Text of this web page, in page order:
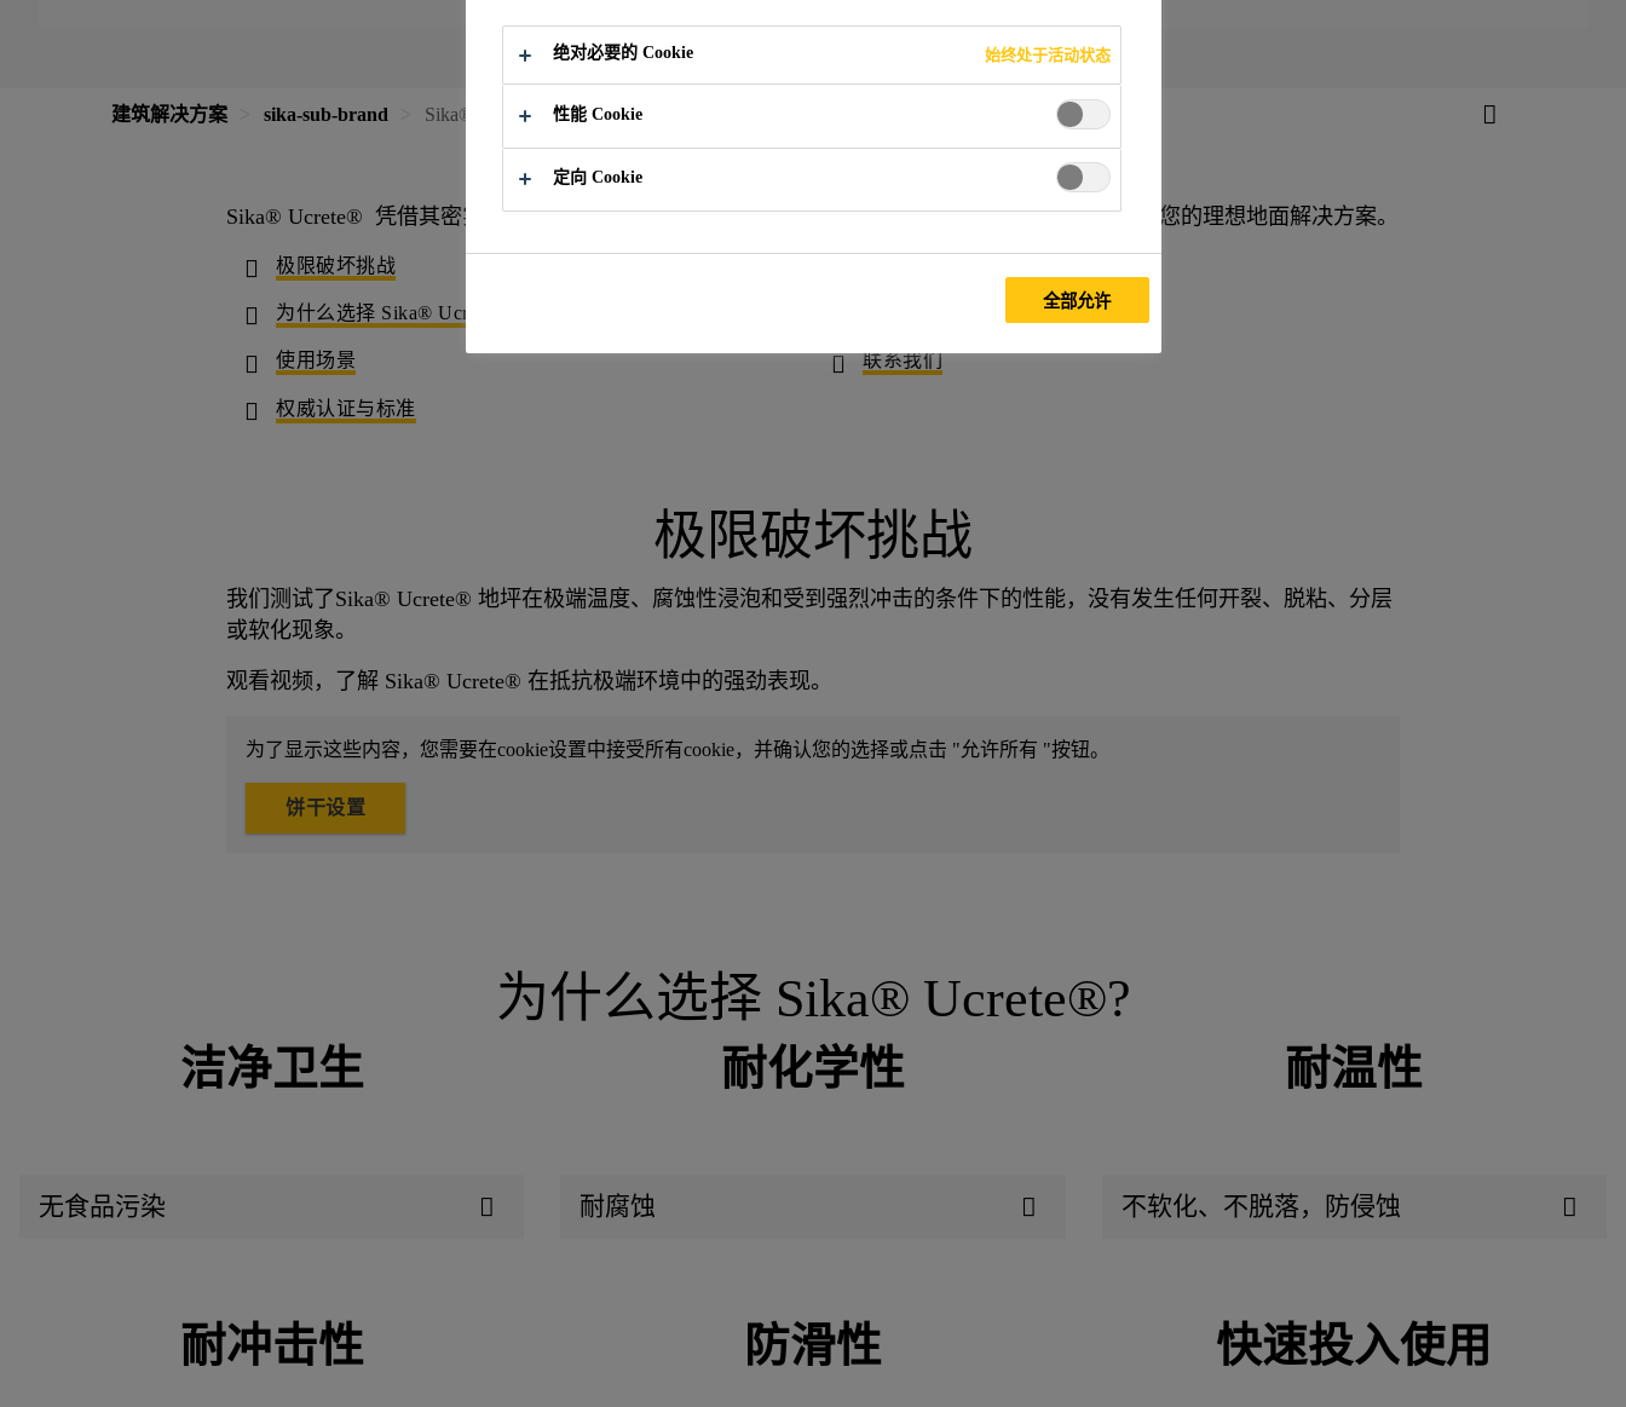
建筑解决方案 sika-sub-brand Sika® Ucrete® -世界上最坚韧的地坪，始于1969
Sika® Ucrete® 凭借其密实且不透水性能，专为追求极致卫生标准的场所和严苛工业环境打造，是您的理想地面解决方案。
极限破坏挑战
为什么选择 Sika® Ucrete®?
使用场景
权威认证与标准
联系我们
极限破坏挑战
我们测试了Sika® Ucrete® 地坪在极端温度、腐蚀性浸泡和受到强烈冲击的条件下的性能，没有发生任何开裂、脱粘、分层
或软化现象。
观看视频，了解 Sika® Ucrete® 在抵抗极端环境中的强劲表现。
为了显示这些内容，您需要在cookie设置中接受所有cookie，并确认您的选择或点击 "允许所有 "按钮。
饼干设置
为什么选择 Sika® Ucrete®?
洁净卫生
无食品污染
耐化学性
耐腐蚀
耐温性
不软化、不脱落，防侵蚀
耐冲击性 防滑性 快速投入使用
绝对必要的 Cookie 始终处于活动状态
性能 Cookie
定向 Cookie
全部允许